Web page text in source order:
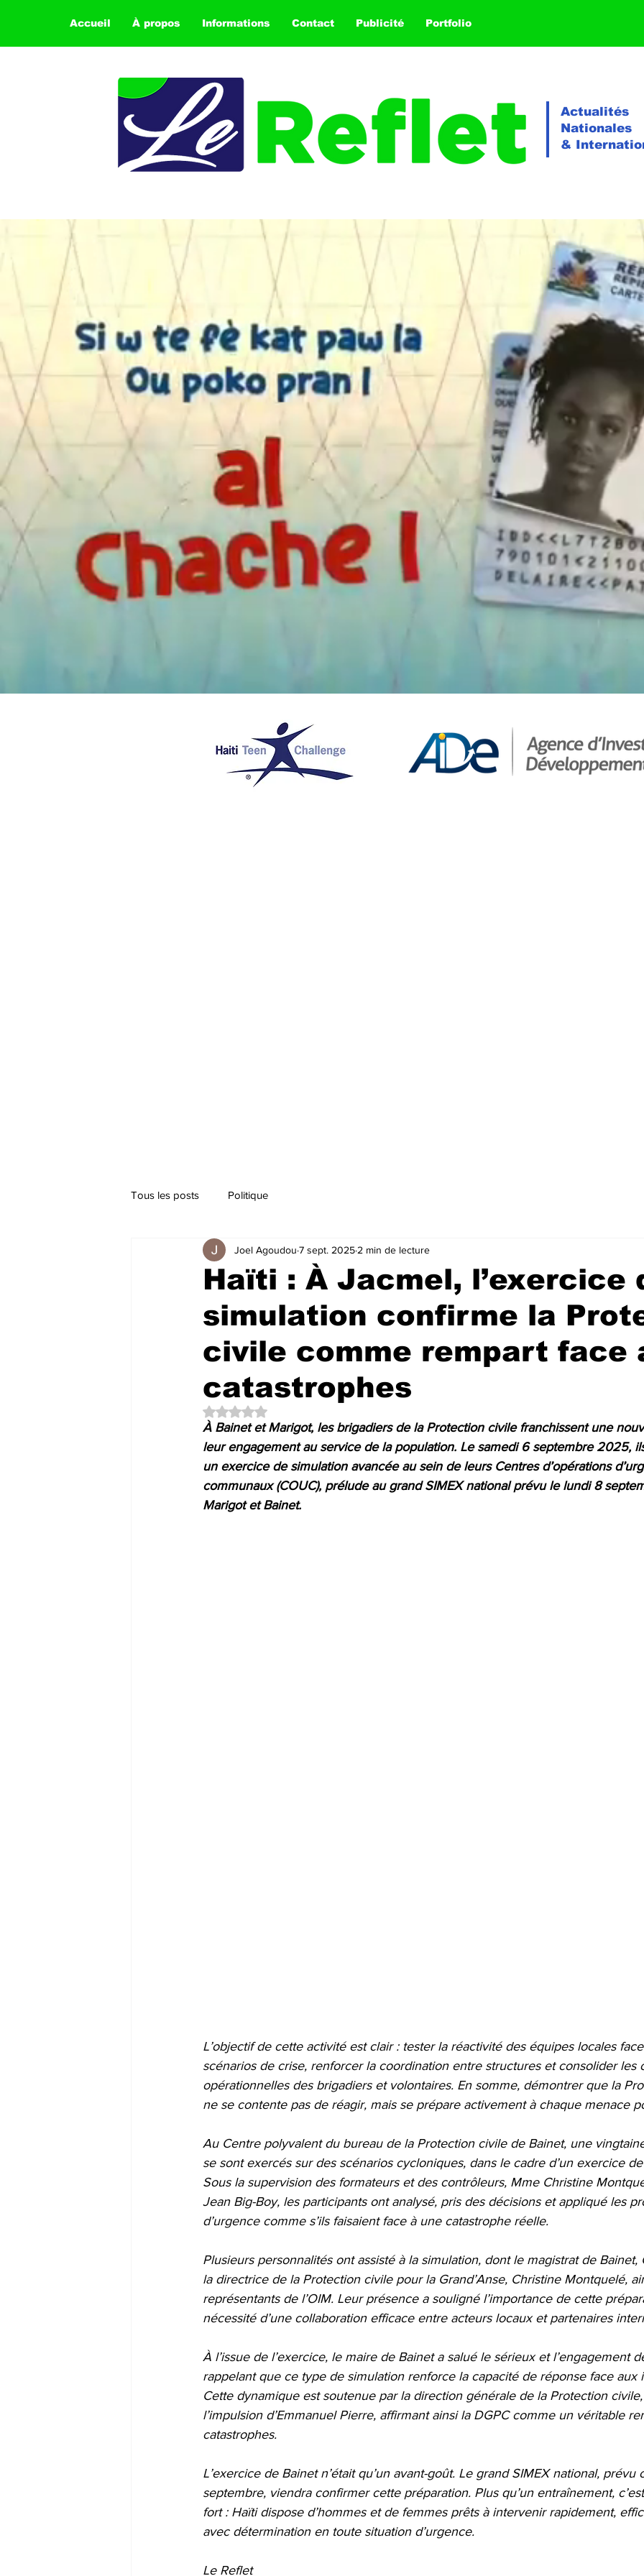
Accueil À propos Informations Contact Publicité Portfolio
Actualités
Nationales
&
Tous les posts Politique
Haïti : À Jacmel, l’exercice
simulation confirme la
civile comme rempart face
catastrophes
Joel Agoudou 7 sept. 2025 2 min de lecture
Noté NaN étoiles sur 5.
À Bainet et Marigot, les brigadiers de la Protection civile franchissent une
leur engagement au service de la population. Le samedi 6 septembre 2025,
un exercice de simulation avancée au sein de leurs Centres d’opérations
communaux (COUC), prélude au grand SIMEX national prévu le lundi 8
Marigot et Bainet.
L’objectif de cette activité est clair : tester la réactivité des équipes locales
scénarios de crise, renforcer la coordination entre structures et consolider les
opérationnelles des brigadiers et volontaires. En somme, démontrer que la
ne se contente pas de réagir, mais se prépare activement à chaque menace
Au Centre polyvalent du bureau de la Protection civile de Bainet, une
se sont exercés sur des scénarios cycloniques, dans le cadre d’un exercice
Sous la supervision des formateurs et des contrôleurs, Mme Christine
Jean Big-Boy, les participants ont analysé, pris des décisions et appliqué les
d’urgence comme s’ils faisaient face à une catastrophe réelle.
Plusieurs personnalités ont assisté à la simulation, dont le magistrat de
la directrice de la Protection civile pour la Grand’Anse, Christine Montquelé,
représentants de l’OIM. Leur présence a souligné l’importance de cette
nécessité d’une collaboration efficace entre acteurs locaux et partenaires
À l’issue de l’exercice, le maire de Bainet a salué le sérieux et l’engagement
rappelant que ce type de simulation renforce la capacité de réponse face aux
Cette dynamique est soutenue par la direction générale de la Protection
l’impulsion d’Emmanuel Pierre, affirmant ainsi la DGPC comme un véritable
catastrophes.
L’exercice de Bainet n’était qu’un avant-goût. Le grand SIMEX national,
septembre, viendra confirmer cette préparation. Plus qu’un entraînement,
fort : Haïti dispose d’hommes et de femmes prêts à intervenir rapidement,
avec détermination en toute situation d’urgence.
Le Reflet